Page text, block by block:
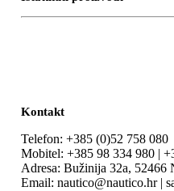
Kontakt
Telefon: +385 (0)52 758 080
Mobitel: +385 98 334 980 |
Adresa: Bužinija 32a, 52466
Email: nautico@nautico.hr |